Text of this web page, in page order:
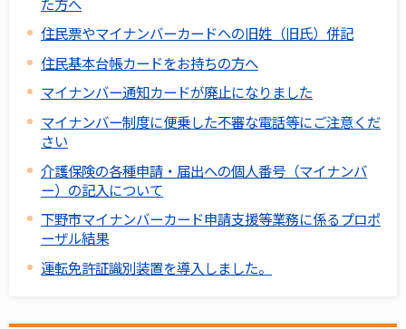
住民票やマイナンバーカードへの旧姓（旧氏）併記
住民基本台帳カードをお持ちの方へ
マイナンバー通知カードが廃止になりました
マイナンバー制度に便乗した不審な電話等にご注意くだ
さい
介護保険の各種申請・届出への個人番号（マイナンバ
ー）の記入について
下野市マイナンバーカード申請支援等業務に係るプロポ
ーザル結果
運転免許証識別装置を導入しました。